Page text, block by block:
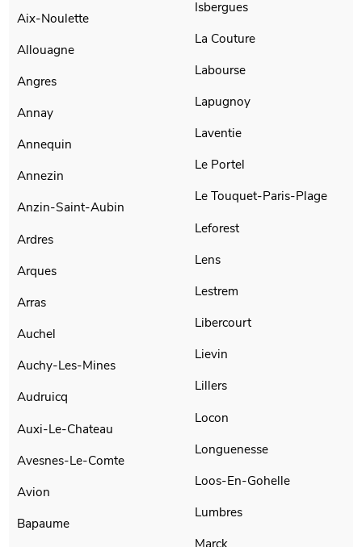
Aix-Noulette
Allouagne
Angres
Annay
Annequin
Annezin
Anzin-Saint-Aubin
Ardres
Arques
Arras
Auchel
Auchy-Les-Mines
Audruicq
Auxi-Le-Chateau
Avesnes-Le-Comte
Avion
Bapaume
Isbergues
La Couture
Labourse
Lapugnoy
Laventie
Le Portel
Le Touquet-Paris-Plage
Leforest
Lens
Lestrem
Libercourt
Lievin
Lillers
Locon
Longuenesse
Loos-En-Gohelle
Lumbres
Marck